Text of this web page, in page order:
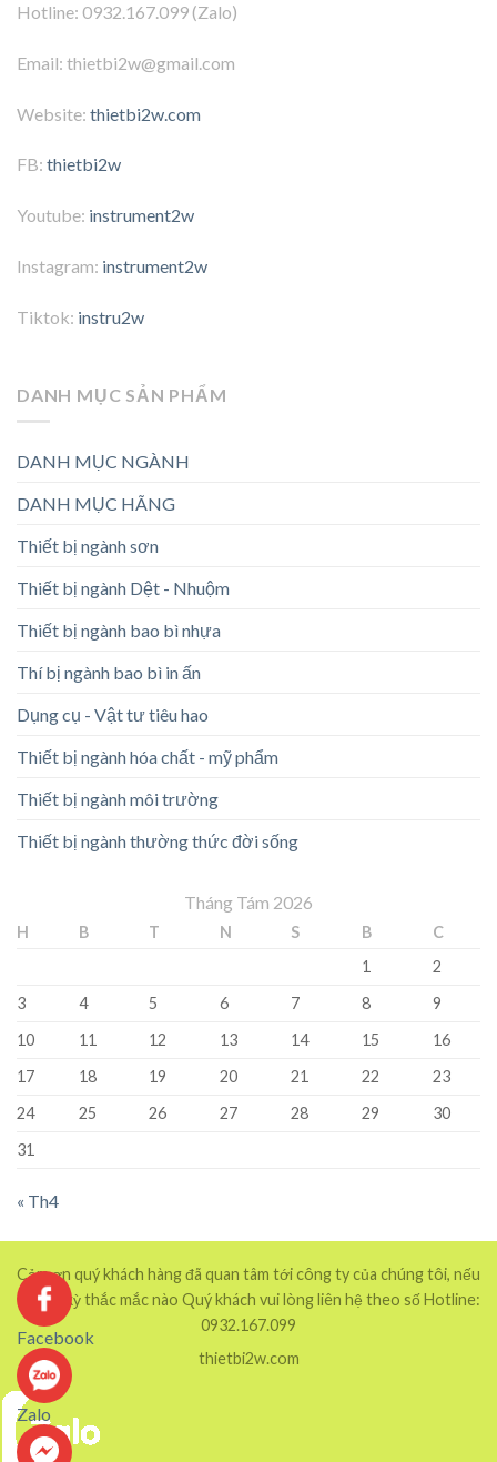
Hotline: 0932.167.099 (Zalo)
Email: thietbi2w@gmail.com
Website: thietbi2w.com
FB: thietbi2w
Youtube: instrument2w
Instagram: instrument2w
Tiktok: instru2w
DANH MỤC SẢN PHẨM
DANH MỤC NGÀNH
DANH MỤC HÃNG
Thiết bị ngành sơn
Thiết bị ngành Dệt - Nhuộm
Thiết bị ngành bao bì nhựa
Thí bị ngành bao bì in ấn
Dụng cụ - Vật tư tiêu hao
Thiết bị ngành hóa chất - mỹ phẩm
Thiết bị ngành môi trường
Thiết bị ngành thường thức đời sống
Tháng Tám 2026
H B T N S B
C
1
2
3
4 5 6 7 8
9
10
11 12 13 14 15
16
17
18 19 20 21 22
23
24
25 26 27 28 29
30
31
« Th4
Cảm ơn quý khách hàng đã quan tâm tới công ty của chúng tôi, nếu
có bất kỳ thắc mắc nào Quý khách vui lòng liên hệ theo số Hotline:
0932.167.099
thietbi2w.com
Zalo
Facebook